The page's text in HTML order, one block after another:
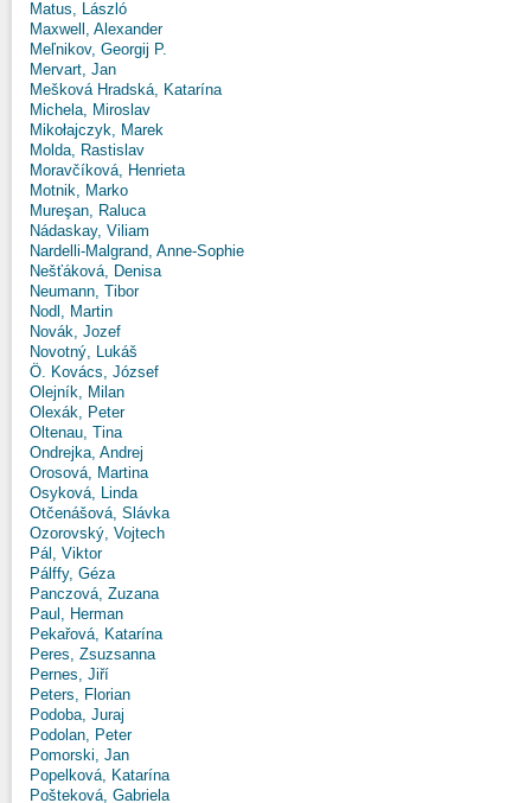
Matus, László
Maxwell, Alexander
Meľnikov, Georgij P.
Mervart, Jan
Mešková Hradská, Katarína
Michela, Miroslav
Mikołajczyk, Marek
Molda, Rastislav
Moravčíková, Henrieta
Motnik, Marko
Mureşan, Raluca
Nádaskay, Viliam
Nardelli-Malgrand, Anne-Sophie
Nešťáková, Denisa
Neumann, Tibor
Nodl, Martin
Novák, Jozef
Novotný, Lukáš
Ö. Kovács, József
Olejník, Milan
Olexák, Peter
Oltenau, Tina
Ondrejka, Andrej
Orosová, Martina
Osyková, Linda
Otčenášová, Slávka
Ozorovský, Vojtech
Pál, Viktor
Pálffy, Géza
Panczová, Zuzana
Paul, Herman
Pekařová, Katarína
Peres, Zsuzsanna
Pernes, Jiří
Peters, Florian
Podoba, Juraj
Podolan, Peter
Pomorski, Jan
Popelková, Katarína
Pošteková, Gabriela